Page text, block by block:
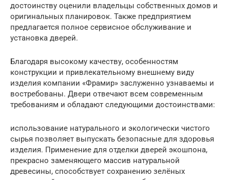
достоинству оценили владельцы собственных домов и
оригинальных планировок. Также предприятием
предлагается полное сервисное обслуживание и
установка дверей.
Благодаря высокому качеству, особенностям
конструкции и привлекательному внешнему виду
изделия компании «Фрамир» заслуженно узнаваемы и
востребованы. Двери отвечают всем современным
требованиям и обладают следующими достоинствами:
использование натурального и экологически чистого
сырья позволяет выпускать безопасные для здоровья
изделия. Применение для отделки дверей экошпона,
прекрасно заменяющего массив натуральной
древесины, способствует сохранению зелёных